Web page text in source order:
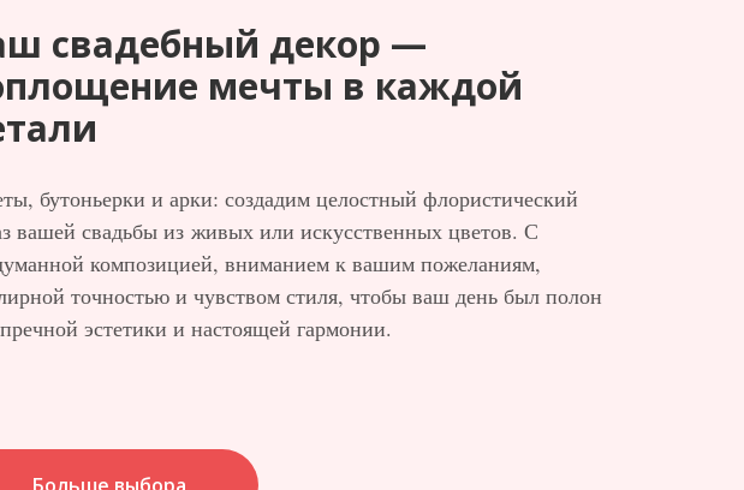
свадебный декор —
мечты в каждой
бутоньерки и арки: создадим целостный флористический
вашей свадьбы из живых или искусственных цветов. С
композицией, вниманием к вашим пожеланиям,
точностью и чувством стиля, чтобы ваш день был полон
эстетики и настоящей гармонии.